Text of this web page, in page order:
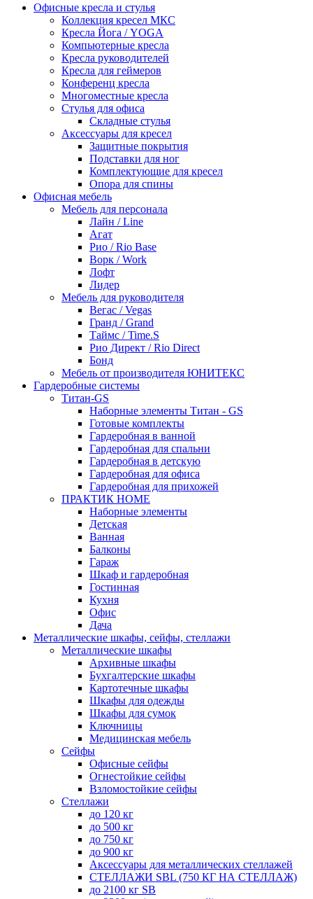
Офисные кресла и стулья
Коллекция кресел МКС
Кресла Йога / YOGA
Компьютерные кресла
Кресла руководителей
Кресла для геймеров
Конференц кресла
Многоместные кресла
Стулья для офиса
Складные стулья
Аксессуары для кресел
Защитные покрытия
Подставки для ног
Комплектующие для кресел
Опора для спины
Офисная мебель
Мебель для персонала
Лайн / Line
Агат
Рио / Rio Base
Ворк / Work
Лофт
Лидер
Мебель для руководителя
Вегас / Vegas
Гранд / Grand
Таймс / Time.S
Рио Директ / Rio Direct
Бонд
Мебель от производителя ЮНИТЕКС
Гардеробные системы
Титан-GS
Наборные элементы Титан - GS
Готовые комплекты
Гардеробная в ванной
Гардеробная для спальни
Гардеробная в детскую
Гардеробная для офиса
Гардеробная для прихожей
ПРАКТИК HOME
Наборные элементы
Детская
Ванная
Балконы
Гараж
Шкаф и гардеробная
Гостинная
Кухня
Офис
Дача
Металлические шкафы, сейфы, стеллажи
Металлические шкафы
Архивные шкафы
Бухгалтерские шкафы
Картотечные шкафы
Шкафы для одежды
Шкафы для сумок
Ключницы
Медицинская мебель
Сейфы
Офисные сейфы
Огнестойкие сейфы
Взломостойкие сейфы
Стеллажи
до 120 кг
до 500 кг
до 750 кг
до 900 кг
Аксессуары для металлических стеллажей
СТЕЛЛАЖИ SBL (750 КГ НА СТЕЛЛАЖ)
до 2100 кг SB